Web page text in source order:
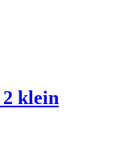
klein